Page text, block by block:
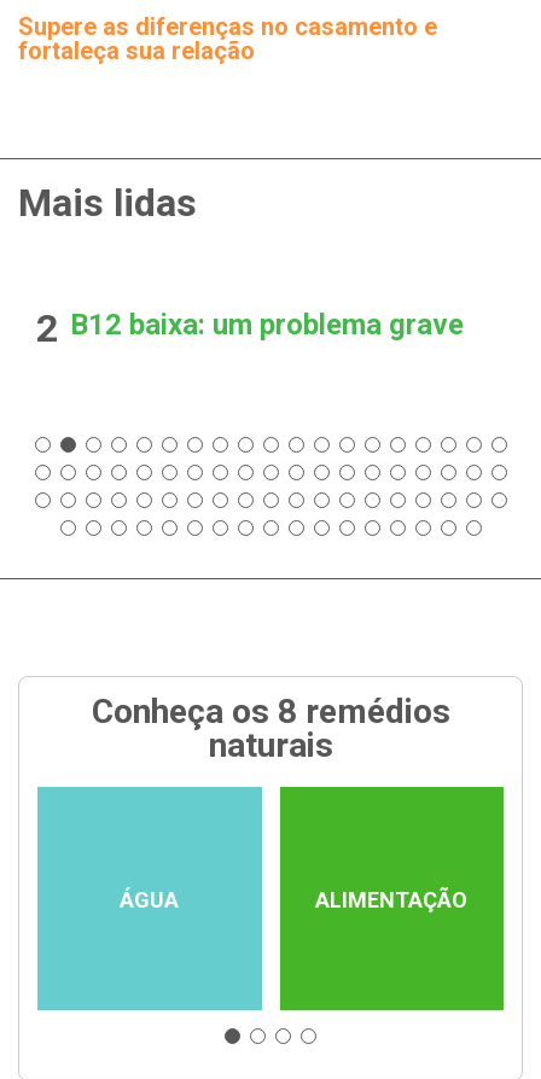
Supere as diferenças no casamento e
fortaleça sua relação
Mais lidas
2 B12 baixa: um problema grave
Conheça os 8 remédios
naturais
ÁGUA ALIMENTAÇÃO